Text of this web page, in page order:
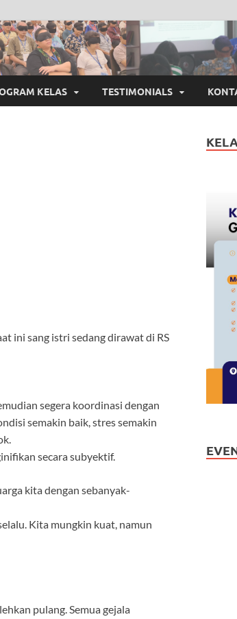
KELAS TESTIMONIALS
ini sang istri sedang dirawat di RS
segera koordinasi dengan
semakin baik, stres semakin
secara subyektif.
kita dengan sebanyak-
Kita mungkin kuat, namun
pulang. Semua gejala